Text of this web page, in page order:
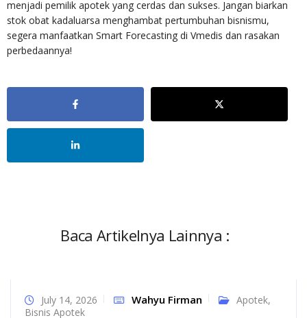
menjadi pemilik apotek yang cerdas dan sukses. Jangan biarkan
stok obat kadaluarsa menghambat pertumbuhan bisnismu,
segera manfaatkan Smart Forecasting di Vmedis dan rasakan
perbedaannya!
Baca Artikelnya Lainnya :
July 14, 2026 Wahyu Firman Apotek,
Bisnis Apotek